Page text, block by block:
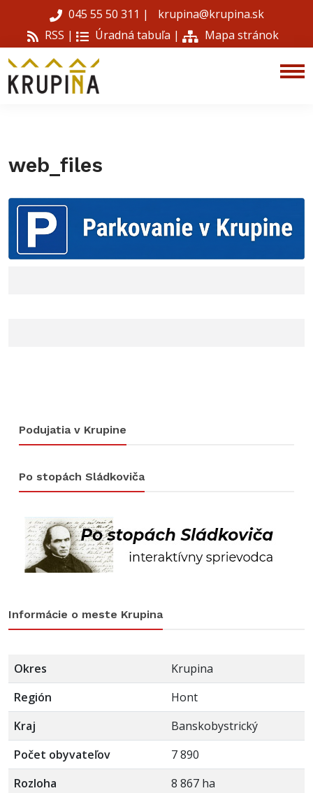
045 55 50 311 |
krupina@krupina.sk
RSS |
Úradná tabuľa | Mapa stránok
web_files
Podujatia v Krupine
Po stopách Sládkoviča
Informácie o meste Krupina
Okres
Krupina
Región
Hont
Kraj
Banskobystrický
Počet obyvateľov
7 890
Rozloha
8 867 ha